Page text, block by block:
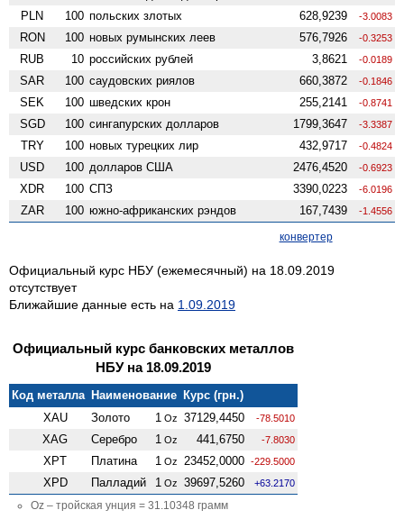
PLN 100 польских злотых 628,9239 -3.0083
RON 100 новых румынских леев 576,7926 -0.3253
RUB 10 российских рублей 3,8621 -0.0189
SAR 100 саудовских риялов 660,3872 -0.1846
SEK 100 шведских крон 255,2141 -0.8741
SGD 100 сингапурских долларов 1799,3647 -3.3387
TRY 100 новых турецких лир 432,9717 -0.4824
USD 100 долларов США 2476,4520 -0.6923
XDR 100 СПЗ 3390,0223 -6.0196
ZAR 100 южно-африканских рэндов 167,7439 -1.4556
конвертер
Официальный курс НБУ (ежемесячный) на 18.09.2019
отсутствует
Ближайшие данные есть на 1.09.2019
Официальный курс банковских металлов
НБУ на 18.09.2019
Код металла Наименование Курс (грн.)
XAU
Золото 1 Oz 37129,4450 -78.5010
XAG Серебро 1 Oz 441,6750 -7.8030
XPT Платина 1 Oz 23452,0000 -229.5000
XPD Палладий 1 Oz 39697,5260 +63.2170
Oz – тройская унция = 31.10348 грамм